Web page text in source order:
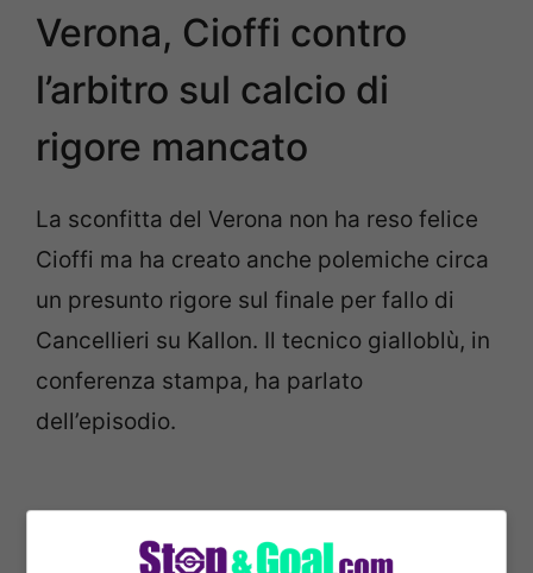
Verona, Cioffi contro
l’arbitro sul calcio di
rigore mancato
La sconfitta del Verona non ha reso felice
Cioffi ma ha creato anche polemiche circa
un presunto rigore sul finale per fallo di
Cancellieri su Kallon. Il tecnico gialloblù, in
conferenza stampa, ha parlato
dell’episodio.